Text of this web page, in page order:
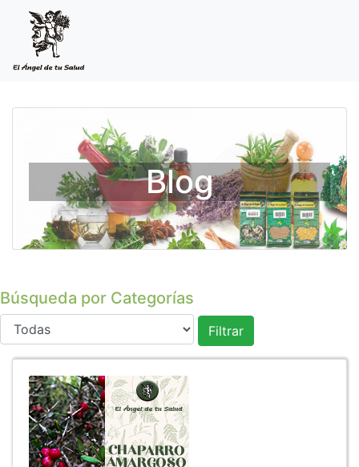
Blog
Búsqueda por Categorías
Filtrar